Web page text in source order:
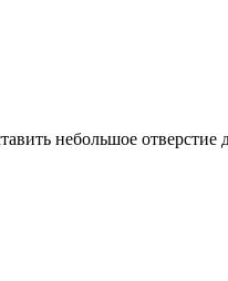
небольшое отверстие